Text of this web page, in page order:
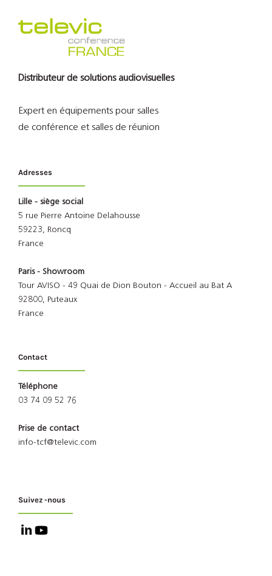
Distributeur de solutions audiovisuelles
Expert en équipements pour salles
de conférence et salles de réunion
Adresses
Lille - siège social
5 rue Pierre Antoine Delahousse
59223, Roncq
France
Paris - Showroom
Tour AVISO - 49 Quai de Dion Bouton - Accueil au Bat A
92800, Puteaux
France
Contact
Téléphone
03 74 09 52 76
Prise de contact
info-tcf@televic.com
Suivez -nous